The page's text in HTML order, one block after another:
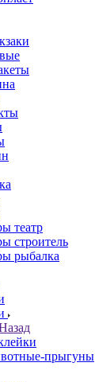
театр
строитель
рыбалка
прыгуны